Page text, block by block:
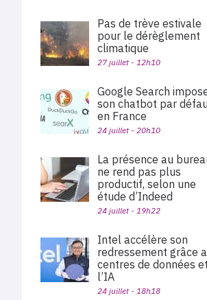
Pas de trève estivale
pour le dérèglement
climatique
27 juillet - 12h10
Google Search
son chatbot par
en France
24 juillet - 20h10
La présence au
ne rend pas plus
productif, selon une
étude d’Indeed
24 juillet - 19h22
Intel accélère son
redressement grâce
centres de données
l’IA
24 juillet - 18h18